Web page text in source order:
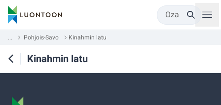
Oza
... Pohjois-Savo Kinahmin latu
Kinahmin latu